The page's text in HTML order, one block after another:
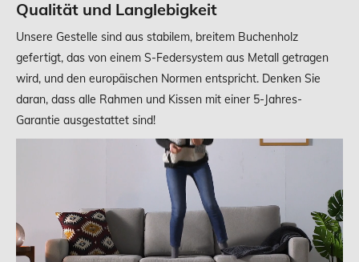
Qualität und Langlebigkeit
Unsere Gestelle sind aus stabilem, breitem Buchenholz
gefertigt, das von einem S-Federsystem aus Metall getragen
wird, und den europäischen Normen entspricht. Denken Sie
daran, dass alle Rahmen und Kissen mit einer 5-Jahres-
Garantie ausgestattet sind!